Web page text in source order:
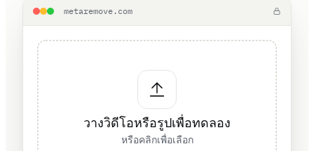
metaremove.com
วางวิดีโอหรือรูปเพื่อทดลอง
หรือคลิกเพื่อเลือก